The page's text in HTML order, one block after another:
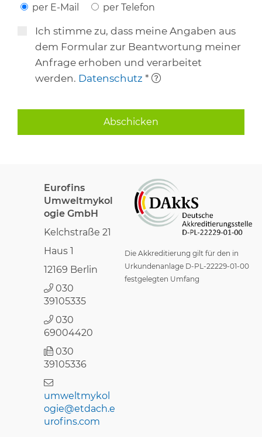
per E-Mail
per Telefon
Ich stimme zu, dass meine Angaben aus
dem Formular zur Beantwortung meiner
Anfrage erhoben und verarbeitet
werden. Datenschutz *
Die Akkreditierung gilt für den in
Urkundenanlage D-PL-22229-01-00
festgelegten Umfang
Eurofins
Umweltmykol
ogie GmbH
Kelchstraße 21
Haus 1
12169 Berlin
030
39105335
030
69004420
030
39105336
umweltmykol
ogie@etdach.e
urofins.com